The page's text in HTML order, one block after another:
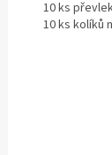
10 ks
10 ks kolíků